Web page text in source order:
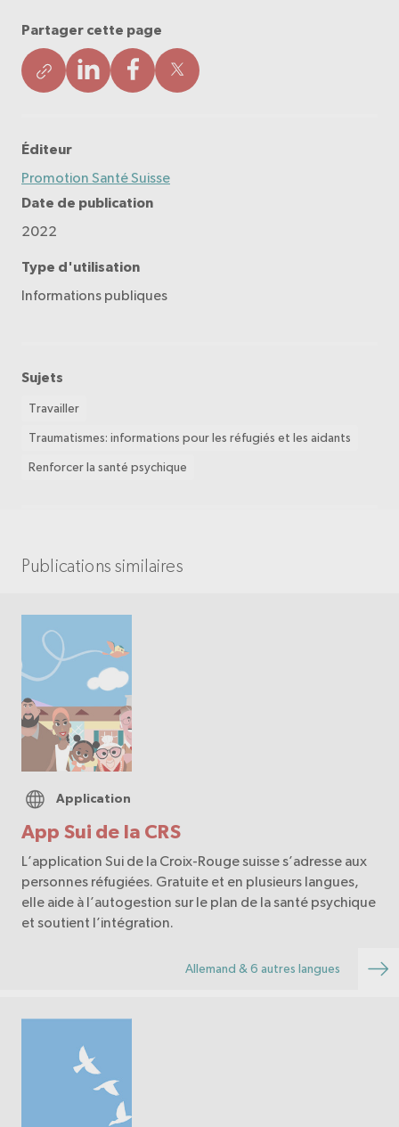
Partager cette page
Éditeur
Promotion Santé Suisse
Date de publication
2022
Type d'utilisation
Informations publiques
Sujets
Travailler
Traumatismes: informations pour les réfugiés et les aidants
Renforcer la santé psychique
Publications similaires
App Sui de la CRS
Application
L’application Sui de la Croix-Rouge suisse s’adresse aux
personnes réfugiées. Gratuite et en plusieurs langues,
elle aide à l’autogestion sur le plan de la santé psychique
et soutient l’intégration.
Allemand & 6 autres langues